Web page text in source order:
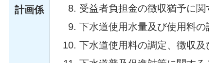
計画係
受益者負担金の徴収猶予に関
下水道使用水量及び使用料の
下水道使用料の調定、徴収及